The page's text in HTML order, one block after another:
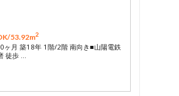
53.92m2
ヶ月 築18年 1階/2階 南向き■山陽電鉄
徒歩 …